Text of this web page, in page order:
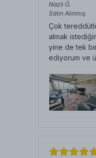
Nazlı Ö.
Satın Alınmış
Çok
almak
yine de tek
ediyorum ve